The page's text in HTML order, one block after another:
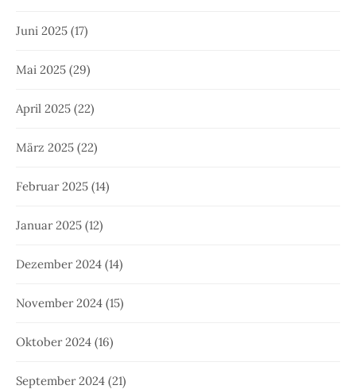
Juni 2025 (17)
Mai 2025 (29)
April 2025 (22)
März 2025 (22)
Februar 2025 (14)
Januar 2025 (12)
Dezember 2024 (14)
November 2024 (15)
Oktober 2024 (16)
September 2024 (21)